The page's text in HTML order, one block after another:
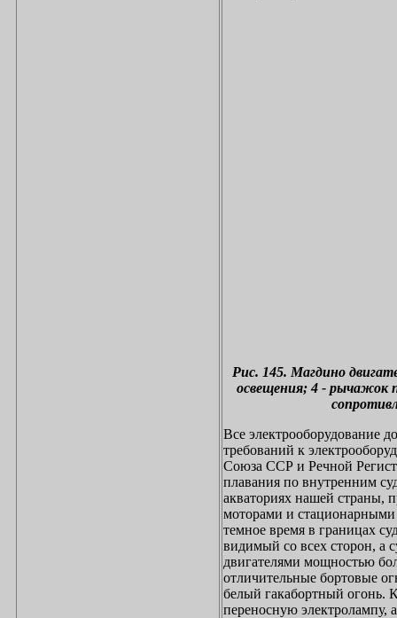
Рис. 145. Магдино
освещения; 4 - рычажок
Все электрооборудование
требований к
Союза ССР и Речной
плавания по внутренним
акваториях нашей страны,
моторами и
темное время в границах
видимый со всех сторон, а
двигателями мощностью
отличительные бортовые
белый гакабортный огонь.
переносную электролампу,